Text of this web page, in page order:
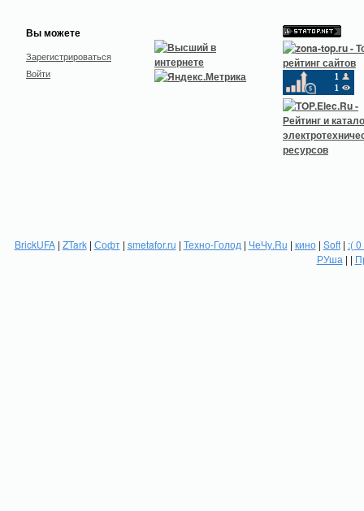
Вы можете
Зарегистрироваться
Войти
BrickUFA| ZTark| Софт| smetafor.ru | Техно-Голод | ЧеЧу.Ru | кино| Soft| :(
РУша | |